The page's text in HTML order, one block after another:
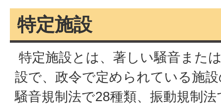
特定施設
特定施設とは、著しい騒音また
設で、政令で定められている施
騒音規制法で28種類、振動規制